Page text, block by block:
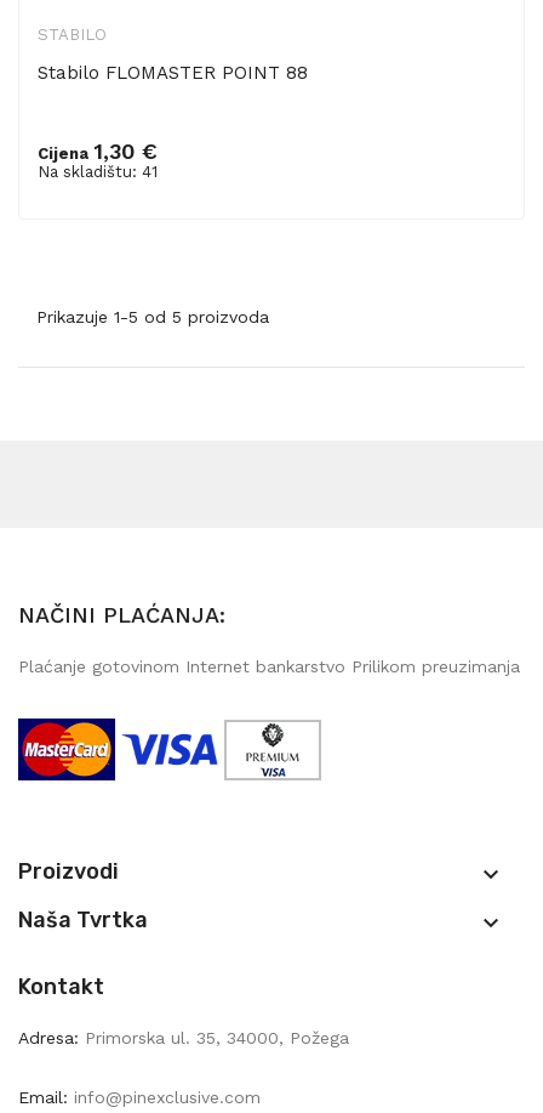
STABILO
Stabilo FLOMASTER POINT 88
Cijena 1,30 €
Na skladištu: 41
Dodaj u košaricu
Prikazuje 1-5 od 5 proizvoda
NAČINI PLAĆANJA:
Plaćanje gotovinom Internet bankarstvo Prilikom preuzimanja
Proizvodi 
Naša Tvrtka 
Kontakt
Adresa: Primorska ul. 35, 34000, Požega
Email: info@pinexclusive.com